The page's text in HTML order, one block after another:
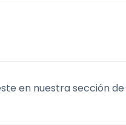
en nuestra sección de